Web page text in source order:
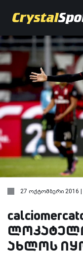
27 ოქტომბერი 2016 |
ახლოს